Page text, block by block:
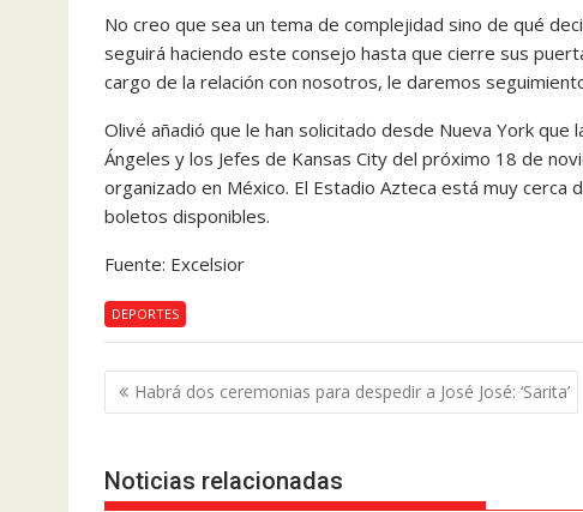
No creo que sea un tema de complejidad sino de qué
seguirá haciendo este consejo hasta que cierre sus
cargo de la relación con nosotros, le daremos
Olivé añadió que le han solicitado desde Nueva York
Ángeles y los Jefes de Kansas City del próximo 18 de
organizado en México. El Estadio Azteca está muy
boletos disponibles.
Fuente: Excelsior
DEPORTES
Navegación
de
Habrá dos ceremonias para despedir a José José: ‘Sarita’
Noticias relacionadas